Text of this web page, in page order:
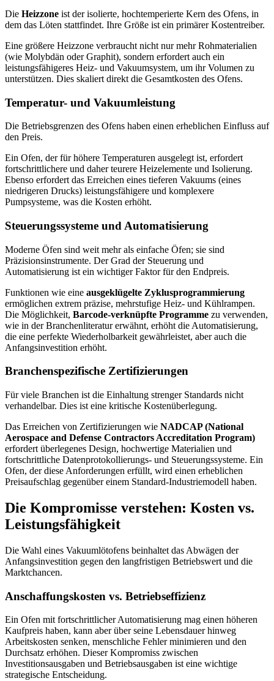
Die Heizzone ist der isolierte, hochtemperierte Kern des Ofens, in
dem das Löten stattfindet. Ihre Größe ist ein primärer Kostentreiber.
Eine größere Heizzone verbraucht nicht nur mehr Rohmaterialien
(wie Molybdän oder Graphit), sondern erfordert auch ein
leistungsfähigeres Heiz- und Vakuumsystem, um ihr Volumen zu
unterstützen. Dies skaliert direkt die Gesamtkosten des Ofens.
Temperatur- und Vakuumleistung
Die Betriebsgrenzen des Ofens haben einen erheblichen Einfluss auf
den Preis.
Ein Ofen, der für höhere Temperaturen ausgelegt ist, erfordert
fortschrittlichere und daher teurere Heizelemente und Isolierung.
Ebenso erfordert das Erreichen eines tieferen Vakuums (eines
niedrigeren Drucks) leistungsfähigere und komplexere
Pumpsysteme, was die Kosten erhöht.
Steuerungssysteme und Automatisierung
Moderne Öfen sind weit mehr als einfache Öfen; sie sind
Präzisionsinstrumente. Der Grad der Steuerung und
Automatisierung ist ein wichtiger Faktor für den Endpreis.
Funktionen wie eine ausgeklügelte Zyklusprogrammierung
ermöglichen extrem präzise, mehrstufige Heiz- und Kühlrampen.
Die Möglichkeit, Barcode-verknüpfte Programme zu verwenden,
wie in der Branchenliteratur erwähnt, erhöht die Automatisierung,
die eine perfekte Wiederholbarkeit gewährleistet, aber auch die
Anfangsinvestition erhöht.
Branchenspezifische Zertifizierungen
Für viele Branchen ist die Einhaltung strenger Standards nicht
verhandelbar. Dies ist eine kritische Kostenüberlegung.
Das Erreichen von Zertifizierungen wie NADCAP (National
Aerospace and Defense Contractors Accreditation Program)
erfordert überlegenes Design, hochwertige Materialien und
fortschrittliche Datenprotokollierungs- und Steuerungssysteme. Ein
Ofen, der diese Anforderungen erfüllt, wird einen erheblichen
Preisaufschlag gegenüber einem Standard-Industriemodell haben.
Die Kompromisse verstehen: Kosten vs.
Leistungsfähigkeit
Die Wahl eines Vakuumlötofens beinhaltet das Abwägen der
Anfangsinvestition gegen den langfristigen Betriebswert und die
Marktchancen.
Anschaffungskosten vs. Betriebseffizienz
Ein Ofen mit fortschrittlicher Automatisierung mag einen höheren
Kaufpreis haben, kann aber über seine Lebensdauer hinweg
Arbeitskosten senken, menschliche Fehler minimieren und den
Durchsatz erhöhen. Dieser Kompromiss zwischen
Investitionsausgaben und Betriebsausgaben ist eine wichtige
strategische Entscheidung.